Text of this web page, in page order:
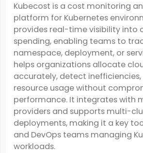
Kubecost is a cost monitoring
platform for Kubernetes
provides real-time visibility into
spending, enabling teams to
namespace, deployment, or
helps organizations allocate
accurately, detect
resource usage without
performance. It integrates with
providers and supports multi-
deployments, making it a key
and DevOps teams managing
workloads.